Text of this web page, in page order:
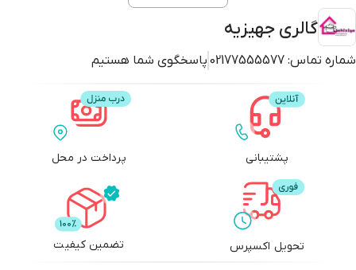
گالری جهیزیه
شماره تماس: 02177555577 پاسخگوی شما هستیم
پشتیبانی پرداخت در محل
تحویل اکسپرس تضمین کیفیت